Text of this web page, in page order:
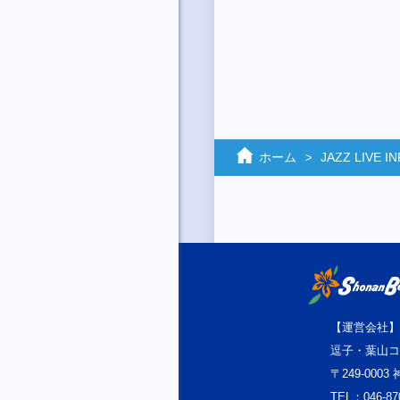
ホーム JAZZ LIVE
【運営会社】
逗子・葉山
〒249-0003
TEL：046-